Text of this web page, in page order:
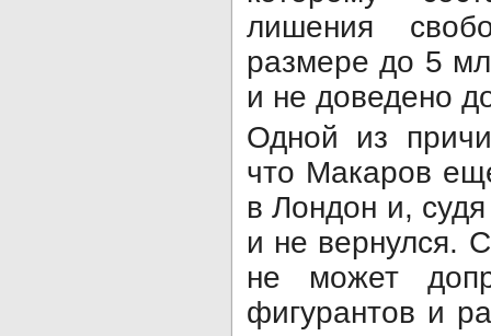
лишения
размере до 5
и не доведено
Одной из
что Макаров
в Лондон и,
и не вернулся.
не может
фигурантов и